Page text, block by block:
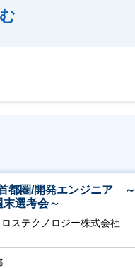
首都圏/開発エンジニア ～
末選考会～
ステクノロジー株式会社